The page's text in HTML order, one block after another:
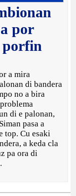
por
porfin
a mira
di bandera
no a bira
di e palonan,
pasa a
top. Cu esaki
a keda cla
pa ora di